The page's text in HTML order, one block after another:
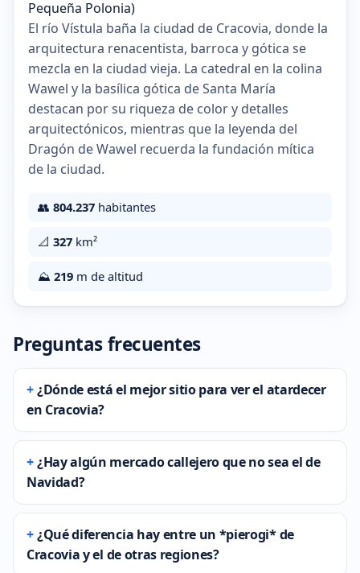
El río Vístula baña la ciudad de Cracovia, donde la
arquitectura renacentista, barroca y gótica se
mezcla en la ciudad vieja. La catedral en la colina
Wawel y la basílica gótica de Santa María
destacan por su riqueza de color y detalles
arquitectónicos, mientras que la leyenda del
Dragón de Wawel recuerda la fundación mítica
de la ciudad.
👥 804.237 habitantes
📐 327 km²
⛰️ 219 m de altitud
Preguntas frecuentes
¿Dónde está el mejor sitio para ver el atardecer
en Cracovia?
¿Hay algún mercado callejero que no sea el de
Navidad?
¿Qué diferencia hay entre un *pierogi* de
Cracovia y el de otras regiones?